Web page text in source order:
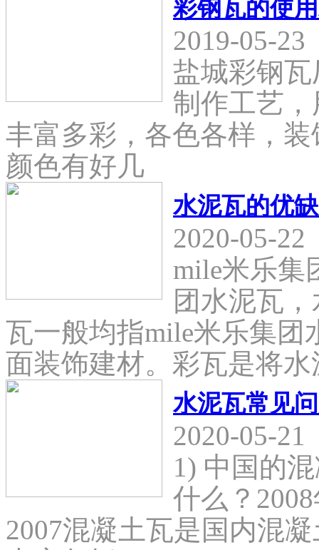
彩钢瓦的使
2019-05-23
盐城彩钢
制作工艺
丰富多彩，各色各样，
颜色有好几
水泥瓦的优
2020-05-22
mile米乐集
团水泥瓦
瓦一般均指mile米乐集团
面装饰建材。彩瓦是将
水泥瓦常见
2020-05-21
1) 中国的
什么？
2007混凝土瓦是国内混